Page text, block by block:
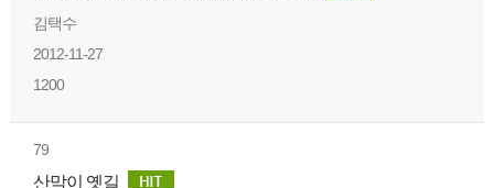
김택수
2012-11-27
1200
79
산막이 옛길